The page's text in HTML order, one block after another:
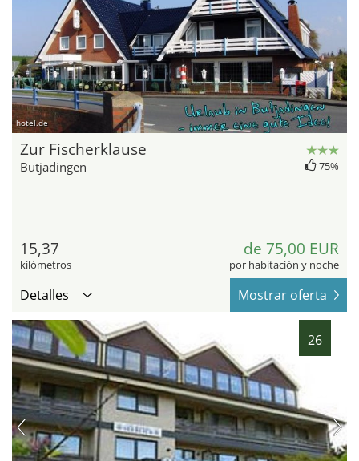
hotel.de
Zur Fischerklause
Butjadingen 75%
15,37
kilómetros
de 75,00 EUR
por habitación y noche
Detalles Mostrar oferta
26